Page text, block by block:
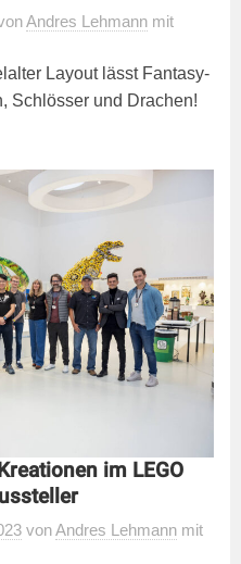
Andres Lehmann mit
Layout lässt Fantasy-
Schlösser und Drachen!
im LEGO
vonAndres Lehmann mit